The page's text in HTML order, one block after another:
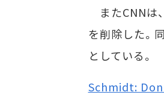
またCNNは
を削除した。
としている。
Schmidt: